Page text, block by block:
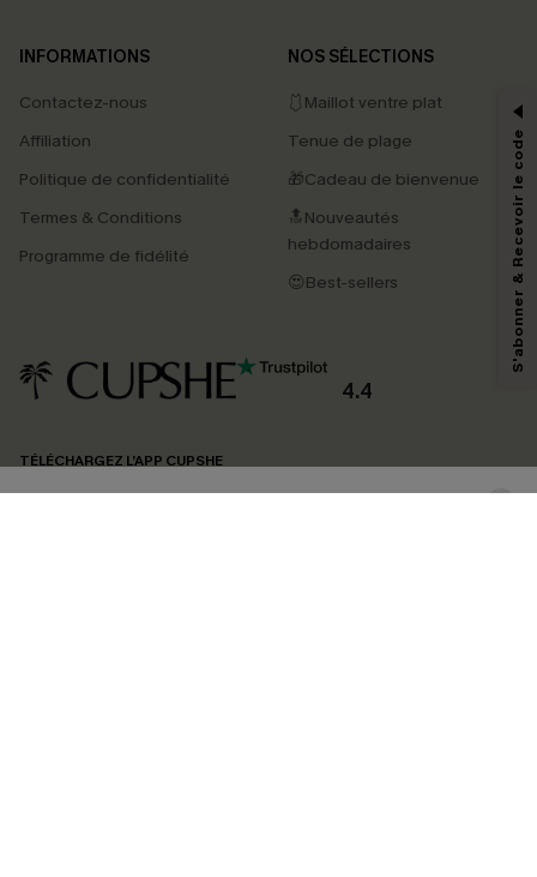
INFORMATIONS
Contactez-nous
Affiliation
Politique de confidentialité
Termes & Conditions
Programme de fidélité
NOS SÉLECTIONS
🩱Maillot ventre plat
Tenue de plage
🎁Cadeau de bienvenue
🔝Nouveautés
hebdomadaires
😍Best-sellers
4.4
TÉLÉCHARGEZ L’APP CUPSHE
PROFITEZ DE -15%
-15% dès 2 Achetés par E-mail
En soumettant votre adresse e-mail, vous acceptez de recevoir des e-mails
marketing (y compris du contenu généré par l'IA) de Cupshe et
reconnaissez avoir pris connaissance de nos
pouvons utiliser les données collectées sur notre site ainsi que des
produits susceptibles de vous intéresser, conformément à notre
Politique de
confidentialité
. Vous pouvez vous désabonner à tout moment.
S'abonner & Recevoir le code